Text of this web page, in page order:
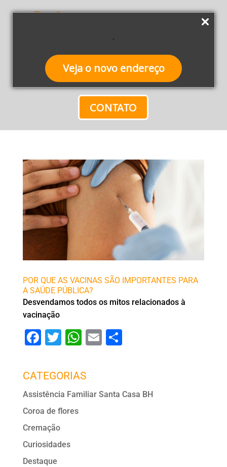
Veja o novo endereço
CONTATO
POR QUE AS VACINAS SÃO IMPORTANTES PARA
A SAÚDE PÚBLICA?
Desvendamos todos os mitos relacionados à
vacinação
F
c
e
b
o
o
k
T
tt
er
W
at
s
A
E
l
S
e
CATEGORIAS
Assistência Familiar Santa Casa BH
Coroa de flores
Cremação
Curiosidades
Destaque